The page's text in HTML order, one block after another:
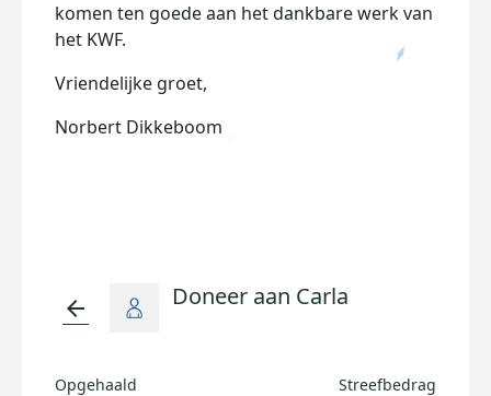
komen ten goede aan het dankbare werk van
het KWF.
Vriendelijke groet,
Norbert Dikkeboom
arrow_back Doneer aan Carla
Opgehaald Streefbedrag